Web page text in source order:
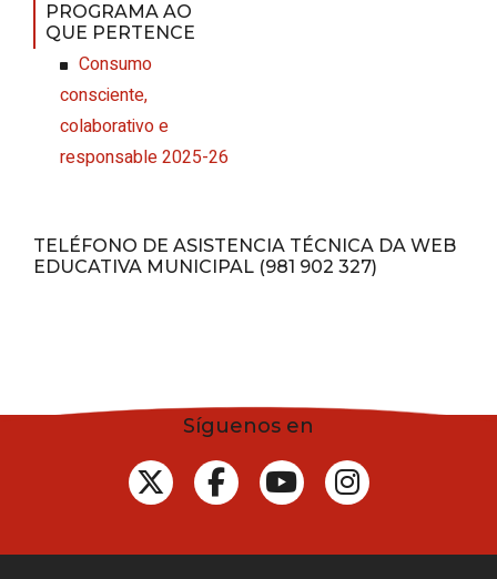
PROGRAMA AO
QUE PERTENCE
Consumo
consciente,
colaborativo e
responsable 2025-26
TELÉFONO DE ASISTENCIA TÉCNICA DA WEB
EDUCATIVA MUNICIPAL (981 902 327)
Síguenos en